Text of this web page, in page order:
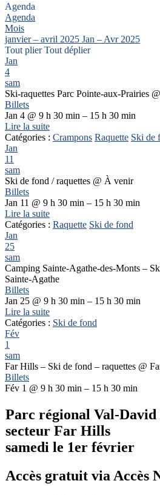
Agenda
Agenda
Mois
janvier – avril 2025 Jan – Avr 2025
Tout plierTout déplier
Jan
4
sam
Ski-raquettes Parc Pointe-aux-Prairies
Billets
Jan 4 @ 9 h 30 min – 15 h 30 min
Lire la suite
Catégories : Crampons Raquette Ski de
Jan
11
sam
Ski de fond / raquettes @ À venir
Billets
Jan 11 @ 9 h 30 min – 15 h 30 min
Lire la suite
Catégories : Raquette Ski de fond
Jan
25
sam
Camping Sainte-Agathe-des-Monts –
Sainte-Agathe
Billets
Jan 25 @ 9 h 30 min – 15 h 30 min
Lire la suite
Catégories : Ski de fond
Fév
1
sam
Far Hills – Ski de fond – raquettes @
Billets
Fév 1 @ 9 h 30 min – 15 h 30 min
Parc régional Val-
secteur Far Hills
samedi le 1er février
Accès gratuit via Accès